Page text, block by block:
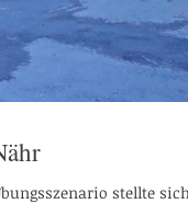
stellte